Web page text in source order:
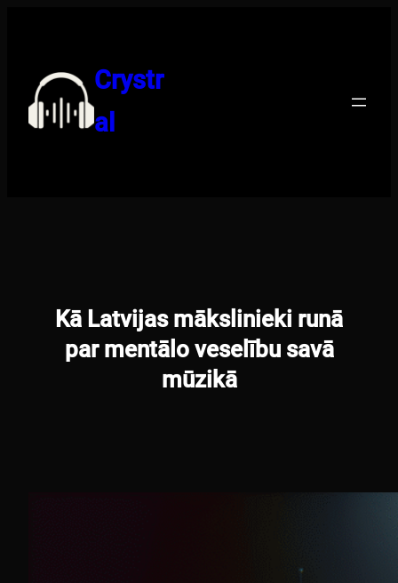
Crystr
al
Kā Latvijas mākslinieki runā
par mentālo veselību savā
mūzikā